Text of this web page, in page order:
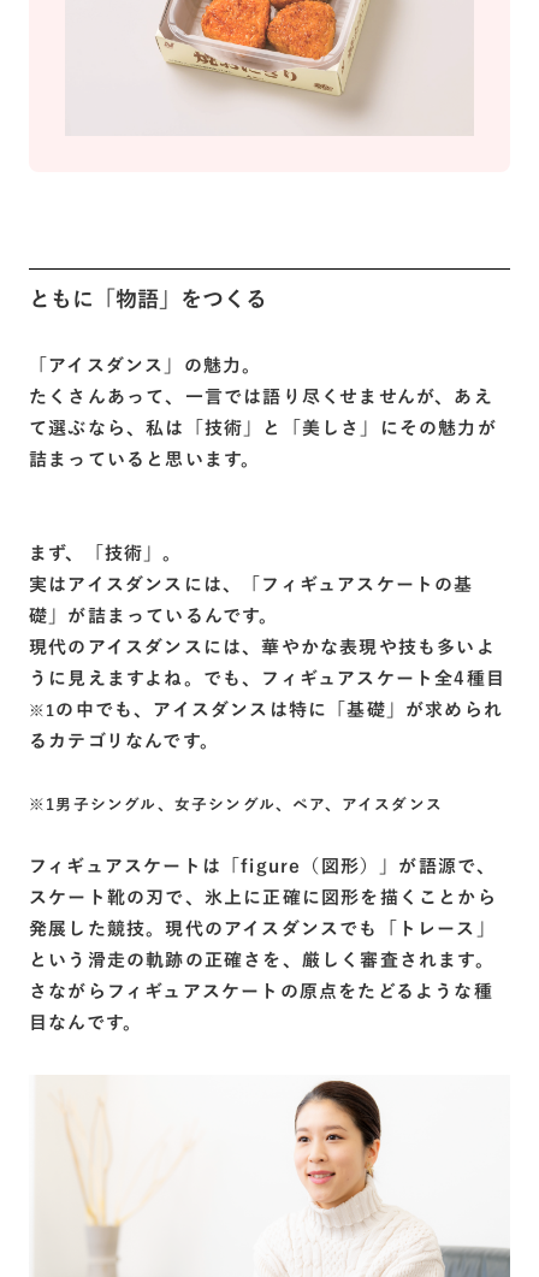
ともに「物語」をつくる
「アイスダンス」の魅力。
たくさんあって、一言では語り尽くせませんが、あえ
て選ぶなら、私は「技術」と「美しさ」にその魅力が
詰まっていると思います。
まず、「技術」。
実はアイスダンスには、「フィギュアスケートの基
礎」が詰まっているんです。
現代のアイスダンスには、華やかな表現や技も多いよ
うに見えますよね。でも、フィギュアスケート全4種目
※1 の中でも、アイスダンスは特に「基礎」が求められ
るカテゴリなんです。
※1男子シングル、女子シングル、ペア、アイスダンス
フィギュアスケートは「figure（図形）」が語源で、
スケート靴の刃で、氷上に正確に図形を描くことから
発展した競技。現代のアイスダンスでも「トレース」
という滑走の軌跡の正確さを、厳しく審査されます。
さながらフィギュアスケートの原点をたどるような種
目なんです。